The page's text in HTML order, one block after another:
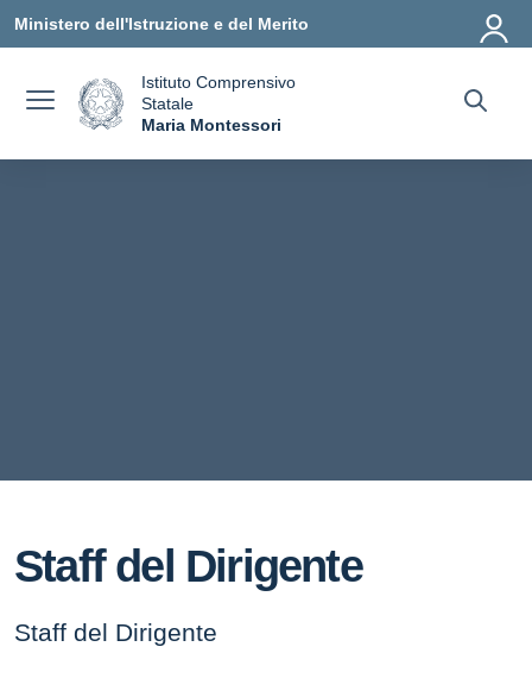
Ministero dell'Istruzione e del Merito
Istituto Comprensivo
Statale
Maria Montessori
Staff del Dirigente
Staff del Dirigente